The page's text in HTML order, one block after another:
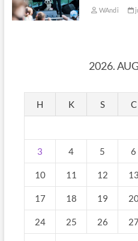
WAndi
2026.
H K S C
3 4 5 6
10 11 12 13
17 18 19
24 25 26 27